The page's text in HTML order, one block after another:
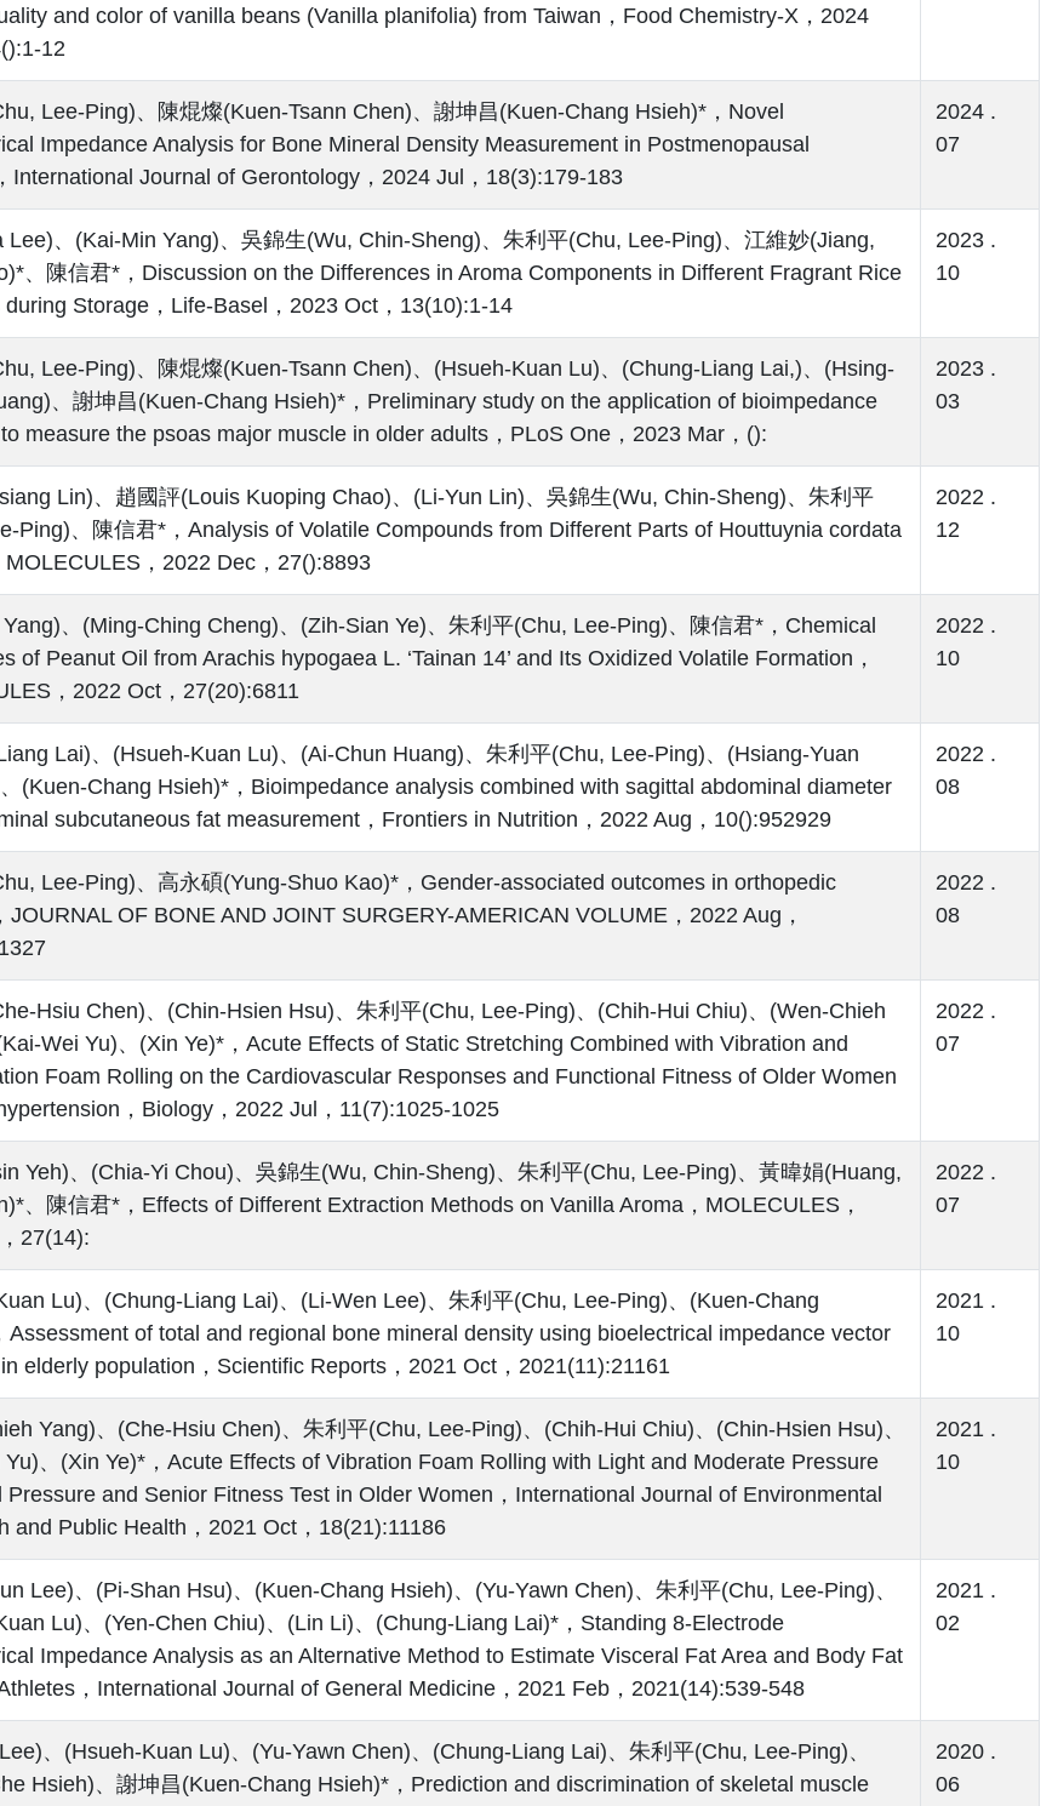
and color of vanilla beans (Vanilla planifolia) from Taiwan，Food Chemistry-X，2024
12
Lee-Ping)、陳焜燦(Kuen-Tsann Chen)、謝坤昌(Kuen-Chang Hsieh)*，Novel
Impedance Analysis for Bone Mineral Density Measurement in Postmenopausal
International Journal of Gerontology，2024 Jul，18(3):179-183
2024 .
07
Lee)、(Kai-Min Yang)、吳錦生(Wu, Chin-Sheng)、朱利平(Chu, Lee-Ping)、江維妙(Jiang,
、陳信君*，Discussion on the Differences in Aroma Components in Different Fragrant Rice
during Storage，Life-Basel，2023 Oct，13(10):1-14
2023 .
10
Lee-Ping)、陳焜燦(Kuen-Tsann Chen)、(Hsueh-Kuan Lu)、(Chung-Liang Lai,)、(Hsing-
、謝坤昌(Kuen-Chang Hsieh)*，Preliminary study on the application of bioimpedance
measure the psoas major muscle in older adults，PLoS One，2023 Mar，():
2023 .
03
Lin)、趙國評(Louis Kuoping Chao)、(Li-Yun Lin)、吳錦生(Wu, Chin-Sheng)、朱利平
Ping)、陳信君*，Analysis of Volatile Compounds from Different Parts of Houttuynia cordata
MOLECULES，2022 Dec，27():8893
2022 .
12
、(Ming-Ching Cheng)、(Zih-Sian Ye)、朱利平(Chu, Lee-Ping)、陳信君*，Chemical
of Peanut Oil from Arachis hypogaea L. ‘Tainan 14’ and Its Oxidized Volatile Formation，
，2022 Oct，27(20):6811
2022 .
10
Lai)、(Hsueh-Kuan Lu)、(Ai-Chun Huang)、朱利平(Chu, Lee-Ping)、(Hsiang-Yuan
(Kuen-Chang Hsieh)*，Bioimpedance analysis combined with sagittal abdominal diameter
subcutaneous fat measurement，Frontiers in Nutrition，2022 Aug，10():952929
2022 .
08
Lee-Ping)、高永碩(Yung-Shuo Kao)*，Gender-associated outcomes in orthopedic
JOURNAL OF BONE AND JOINT SURGERY-AMERICAN VOLUME，2022 Aug，
2022 .
08
Hsiu Chen)、(Chin-Hsien Hsu)、朱利平(Chu, Lee-Ping)、(Chih-Hui Chiu)、(Wen-Chieh
Wei Yu)、(Xin Ye)*，Acute Effects of Static Stretching Combined with Vibration and
Foam Rolling on the Cardiovascular Responses and Functional Fitness of Older Women
，Biology，2022 Jul，11(7):1025-1025
2022 .
07
Yeh)、(Chia-Yi Chou)、吳錦生(Wu, Chin-Sheng)、朱利平(Chu, Lee-Ping)、黃暐娟(Huang,
、陳信君*，Effects of Different Extraction Methods on Vanilla Aroma，MOLECULES，
27(14):
2022 .
07
Lu)、(Chung-Liang Lai)、(Li-Wen Lee)、朱利平(Chu, Lee-Ping)、(Kuen-Chang
Assessment of total and regional bone mineral density using bioelectrical impedance vector
elderly population，Scientific Reports，2021 Oct，2021(11):21161
2021 .
10
Yang)、(Che-Hsiu Chen)、朱利平(Chu, Lee-Ping)、(Chih-Hui Chiu)、(Chin-Hsien Hsu)、
Yu)、(Xin Ye)*，Acute Effects of Vibration Foam Rolling with Light and Moderate Pressure
Pressure and Senior Fitness Test in Older Women，International Journal of Environmental
and Public Health，2021 Oct，18(21):11186
2021 .
10
Lee)、(Pi-Shan Hsu)、(Kuen-Chang Hsieh)、(Yu-Yawn Chen)、朱利平(Chu, Lee-Ping)、
Lu)、(Yen-Chen Chiu)、(Lin Li)、(Chung-Liang Lai)*，Standing 8-Electrode
Impedance Analysis as an Alternative Method to Estimate Visceral Fat Area and Body Fat
，International Journal of General Medicine，2021 Feb，2021(14):539-548
2021 .
02
、(Hsueh-Kuan Lu)、(Yu-Yawn Chen)、(Chung-Liang Lai)、朱利平(Chu, Lee-Ping)、
Hsieh)、謝坤昌(Kuen-Chang Hsieh)*，Prediction and discrimination of skeletal muscle
2020 .
06